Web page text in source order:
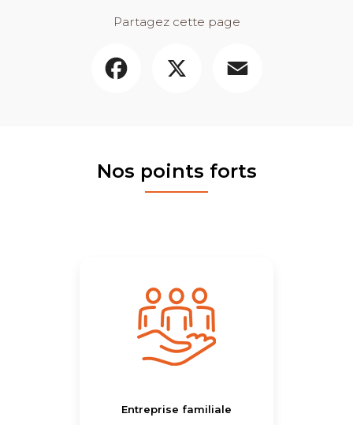
Partagez cette page
Nos points forts
Entreprise familiale